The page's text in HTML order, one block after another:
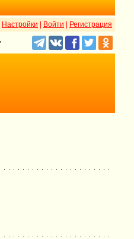
Настройки Войти Регистрация